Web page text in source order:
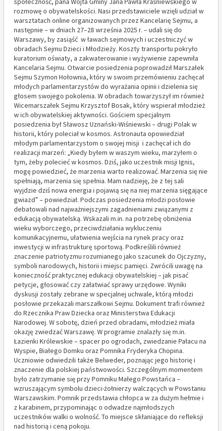
rozmowę o obywatelskości. Nasi przedstawiciele wzięli udział w
warsztatach online organizowanych przez Kancelarię Sejmu, a
następnie – w dniach 27–28 września 2025 r. – udali się do
Warszawy, by zasiąść w ławach sejmowych i uczestniczyć w
obradach Sejmu Dzieci i Młodzieży. Koszty transportu pokryło
kuratorium oświaty, a zakwaterowanie i wyżywienie zapewniła
Kancelaria Sejmu. Otwarcie posiedzenia poprowadził Marszałek
Sejmu Szymon Hołownia, który w swoim przemówieniu zachęcał
młodych parlamentarzystów do wyrażania opinii i dzielenia się
głosem swojego pokolenia. W obradach towarzyszył im również
Wicemarszałek Sejmu Krzysztof Bosak, który wspierał młodzież
w ich obywatelskiej aktywności. Gościem specjalnym
posiedzenia był Sławosz Uznański-Wiśniewski – drugi Polak w
historii, który poleciał w kosmos. Astronauta opowiedział
młodym parlamentarzystom o swojej misji i zachęcał ich do
realizacji marzeń: „Kiedy byłem w waszym wieku, marzyłem o
tym, żeby polecieć w kosmos. Dziś, jako uczestnik misji Ignis,
mogę powiedzieć, że marzenia warto realizować. Marzenia się nie
spełniają, marzenia się spełnia. Mam nadzieję, że z tej sali
wyjdzie dziś nowa energia i pojawią się na niej marzenia sięgające
gwiazd” – powiedział. Podczas posiedzenia młodzi posłowie
debatowali nad najważniejszymi zagadnieniami związanymi z
edukacją obywatelską. Wskazali m.in. na potrzebę obniżenia
wieku wyborczego, przeciwdziałania wykluczeniu
komunikacyjnemu, ułatwienia wejścia na rynek pracy oraz
inwestycji w infrastrukturę sportową. Podkreślili również
znaczenie patriotyzmu rozumianego jako szacunek do Ojczyzny,
symboli narodowych, historii i miejsc pamięci. Zwrócili uwagę na
konieczność praktycznej edukacji obywatelskiej – jak pisać
petycje, głosować czy załatwiać sprawy urzędowe. Wyniki
dyskusji zostały zebrane w specjalnej uchwale, którą młodzi
posłowie przekazali marszałkowi Sejmu. Dokument trafi również
do Rzecznika Praw Dziecka oraz Ministerstwa Edukacji
Narodowej. W sobotę, dzień przed obradami, młodzież miała
okazję zwiedzać Warszawę. W programie znalazły się m.in.
Łazienki Królewskie – spacer po ogrodach, zwiedzanie Pałacu na
Wyspie, Białego Domku oraz Pomnika Fryderyka Chopina.
Uczniowie odwiedzili także Belweder, poznając jego historię i
znaczenie dla polskiej państwowości. Szczególnym momentem
było zatrzymanie się przy Pomniku Małego Powstańca –
wzruszającym symbolu dzieci-żołnierzy walczących w Powstaniu
Warszawskim. Pomnik przedstawia chłopca w za dużym hełmie i
z karabinem, przypominając o odwadze najmłodszych
uczestników walki o wolność. To miejsce skłaniające do refleksji
nad historią i ceną pokoju.